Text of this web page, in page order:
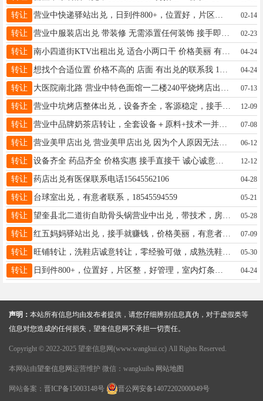
转让 02-14
转让 02-23
转让 南小四道街KTV出租出兑 适合小两口干 价格美丽 有意者加微信：18724366718 04-24
转让 04-24
转让 07-13
转让 营业中坑烤店整体出兑，设备齐全，客源稳定，接手即可盈利，联系电话:15636556163 12-09
转让 营业中品牌奶茶店转让，全套设备＋原料+技术一并交付，成熟客源，无需重新筹备，低成本创业优选，有意致电详谈：19904858485 07-08
转让 营业美甲店出兑 营业美甲店出兑 因为个人原因无法继续经营 忍痛出售 一年房租东西齐全 顾客稳定 价钱合适 接手可营业 电话 18346776942 06-12
转让 设备齐全 药品齐全 价格实惠 接手直接干 诚心诚意想干的 具体事宜请联系：15046586776-陆先生 12-12
转让 药店出兑有医保联系电话15645562106 04-28
转让 台球室出兑，有意者联系，18545594559 05-21
转让 望奎县北二道街自助骨头锅营业中出兑，带技术，房费到8月末，有意者电联15245715511 05-28
转让 红五妈妈驿站出兑，接手就赚钱，价格美丽，有意者联系电话15046606555 家人们帮忙转发谢谢?????? 07-09
转让 旺铺转让，洗鞋店诚意转让，零经验可做，成熟洗鞋店带技术设备，整体转让，因家中老人生病，盈利中洗鞋店忍痛出让，机会难得，非诚勿扰,联系电话：15846683839 05-30
转让 04-24
声明： 本站所有信息均由发布者提供，请您仔细辨别信息真伪，对于虚假类等
信息对您造成的任何损失，望奎信息网不承担一切责任。
Copyright © 2022-2025 望奎信息网(www.wangkui.cc) All Rights Reserved.
本网站由望奎信息网 运营维护 微信：wangkuiba 网站地图
网站备案： 晋ICP备15003148号 晋公网安备14072202000049号